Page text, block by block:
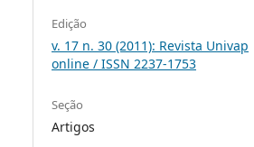
Edição
v. 17 n. 30 (2011): Revista Univap
online / ISSN 2237-1753
Seção
Artigos